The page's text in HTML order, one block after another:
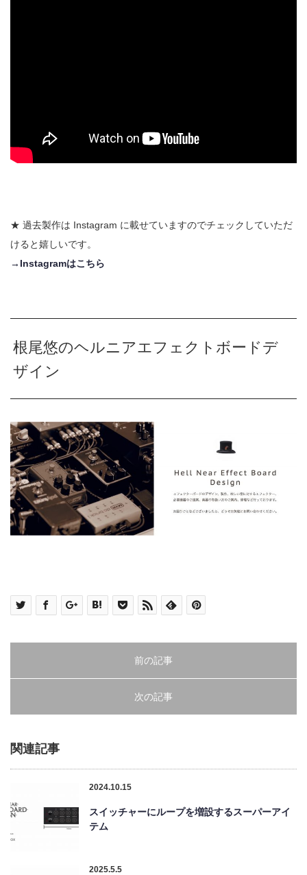
★ 過去製作は Instagram に載せていますのでチェックしていただ
けると嬉しいです。
→Instagramはこちら
根尾悠のヘルニアエフェクトボードデ
ザイン
前の記事
次の記事
関連記事
2024.10.15
スイッチャーにループを増設するスーパーアイ
テム
2025.5.5